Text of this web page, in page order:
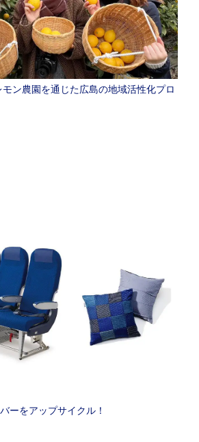
ン農園を通じた広島の地域活性化プロ
ーをアップサイクル！